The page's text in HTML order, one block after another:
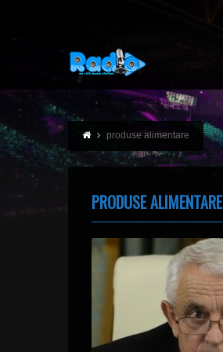
produse alimentare
PRODUSE ALIMENTARE